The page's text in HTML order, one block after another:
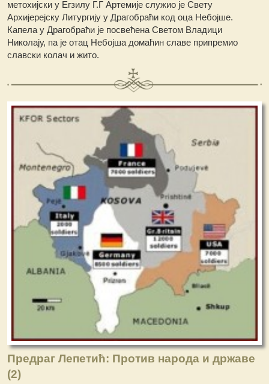
метохијски у Егзилу Г.Г Артемије служио је Свету
Архијерејску Литургију у Драгобраћи код оца Небојше.
Капела у Драгобраћи је посвећена Светом Владици
Николају, па је отац Небојша домаћин славе припремио
славски колач и жито.
Предраг Лепетић: Против народа и државе
(2)